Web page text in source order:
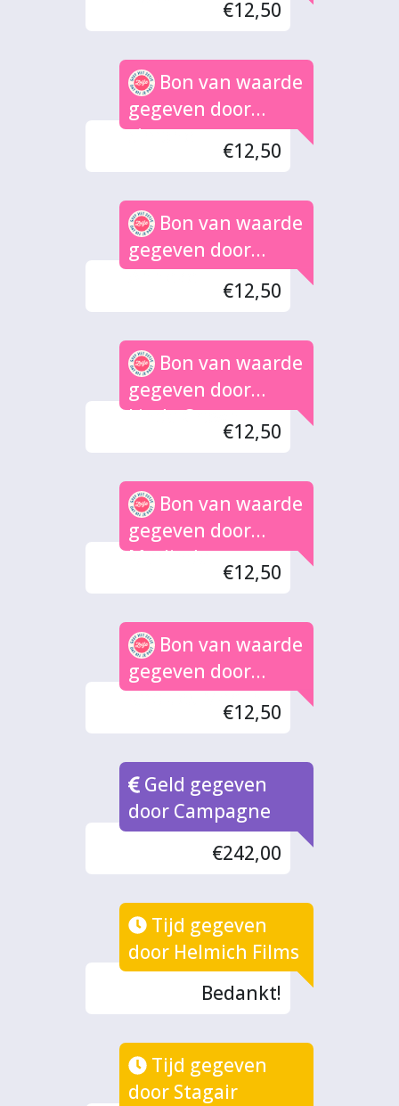
€12,50
Bon van waarde
gegeven door
simone
€12,50
Bon van waarde
gegeven door
Anneke
€12,50
Bon van waarde
gegeven door
Linda Crown
€12,50
Bon van waarde
gegeven door
Marlinda
€12,50
Bon van waarde
gegeven door
Jacques Martini
€12,50
Geld gegeven
door Campagne
€242,00
Tijd gegeven
door Helmich Films
Bedankt!
Tijd gegeven
door Stagair